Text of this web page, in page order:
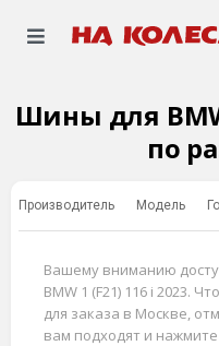
Шины для
по
Производитель Модель
Вашему вниманию
BMW 1 (F21) 116 i 2023.
для заказа в Москве,
вам подходят и